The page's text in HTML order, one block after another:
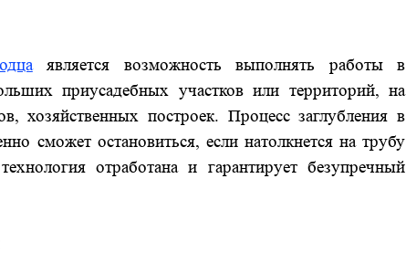
является возможность выполнять работы в
приусадебных участков или территорий, на
хозяйственных построек. Процесс заглубления в
сможет остановиться, если натолкнется на трубу
отработана и гарантирует безупречный